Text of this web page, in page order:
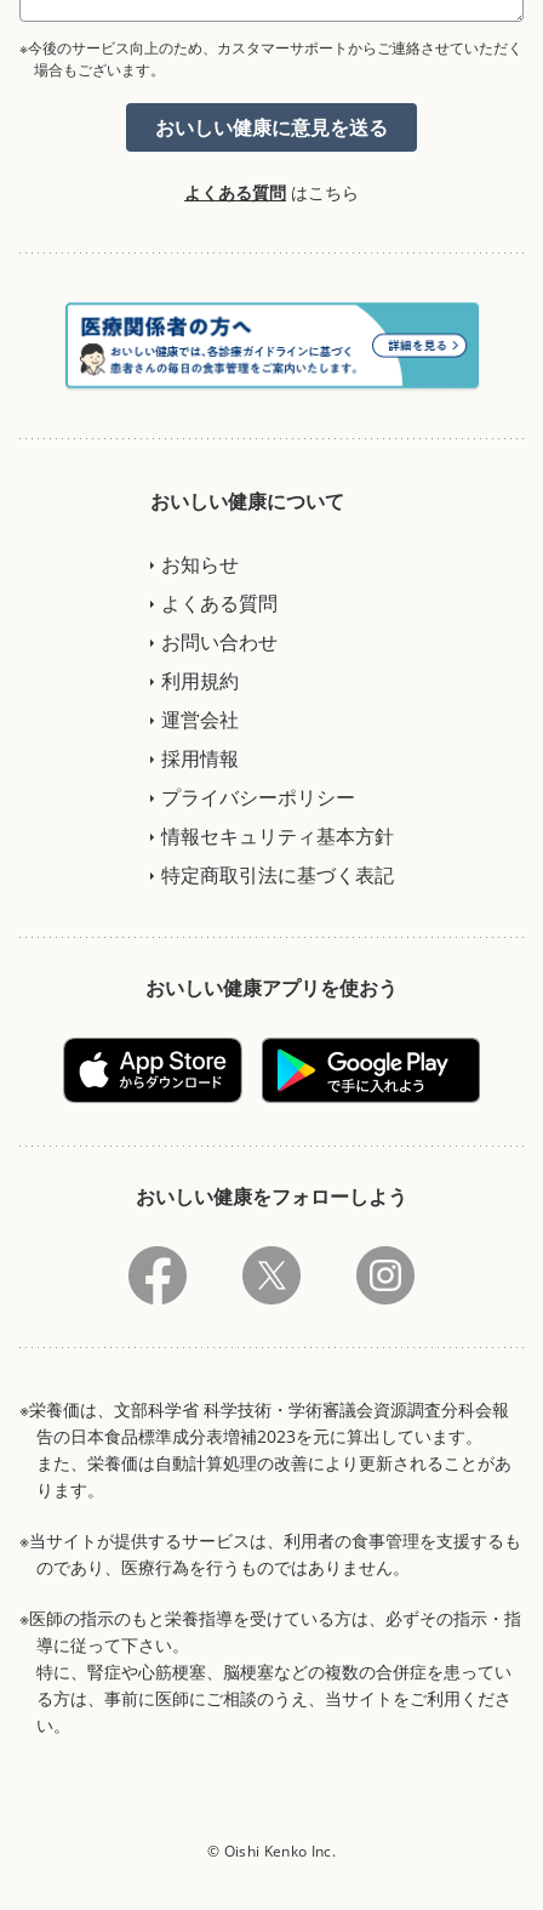
※今後のサービス向上のため、カスタマーサポートからご連絡させていただく
場合もございます。
よくある質問 はこちら
おいしい健康について
お知らせ
よくある質問
お問い合わせ
利用規約
運営会社
採用情報
プライバシーポリシー
情報セキュリティ基本方針
特定商取引法に基づく表記
おいしい健康アプリを使おう
おいしい健康をフォローしよう
※栄養価は、文部科学省 科学技術・学術審議会資源調査分科会報
告の日本食品標準成分表増補2023を元に算出しています。
また、栄養価は自動計算処理の改善により更新されることがあ
ります。
※当サイトが提供するサービスは、利用者の食事管理を支援するも
のであり、医療行為を行うものではありません。
※医師の指示のもと栄養指導を受けている方は、必ずその指示・指
導に従って下さい。
特に、腎症や心筋梗塞、脳梗塞などの複数の合併症を患ってい
る方は、事前に医師にご相談のうえ、当サイトをご利用くださ
い。
© Oishi Kenko Inc.